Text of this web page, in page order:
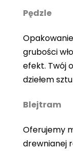
Pędzle
grubości
efekt. Twój
dziełem
Blejtram
Oferujemy
drewnianej